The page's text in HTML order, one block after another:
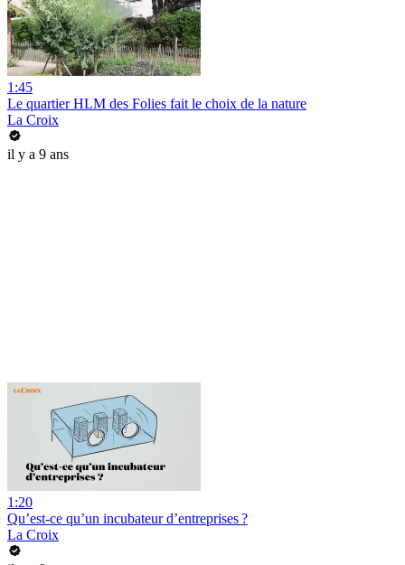
1:45
Le quartier HLM des Folies fait le choix de la nature
La Croix
il y a 9 ans
1:20
Qu’est-ce qu’un incubateur d’entreprises ?
La Croix